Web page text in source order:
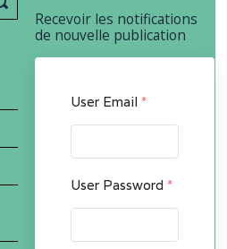
Recevoir les notifications
de nouvelle publication
User Email *
User Password *